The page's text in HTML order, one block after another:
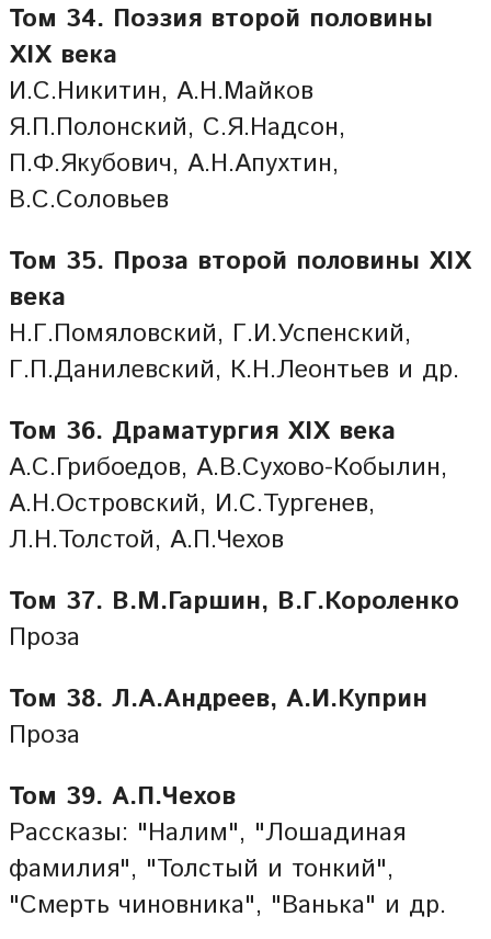
Том 34. Поэзия второй половины
XIX века
И.С.Никитин, А.Н.Майков
Я.П.Полонский, С.Я.Надсон,
П.Ф.Якубович, А.Н.Апухтин,
В.С.Соловьев
Том 35. Проза второй половины XIX
века
Н.Г.Помяловский, Г.И.Успенский,
Г.П.Данилевский, К.Н.Леонтьев и др.
Том 36. Драматургия XIX века
А.С.Грибоедов, А.В.Сухово-Кобылин,
А.Н.Островский, И.С.Тургенев,
Л.Н.Толстой, А.П.Чехов
Том 37. В.М.Гаршин, В.Г.Короленко
Проза
Том 38. Л.А.Андреев, А.И.Куприн
Проза
Том 39. А.П.Чехов
Рассказы: "Налим", "Лошадиная
фамилия", "Толстый и тонкий",
"Смерть чиновника", "Ванька" и др.